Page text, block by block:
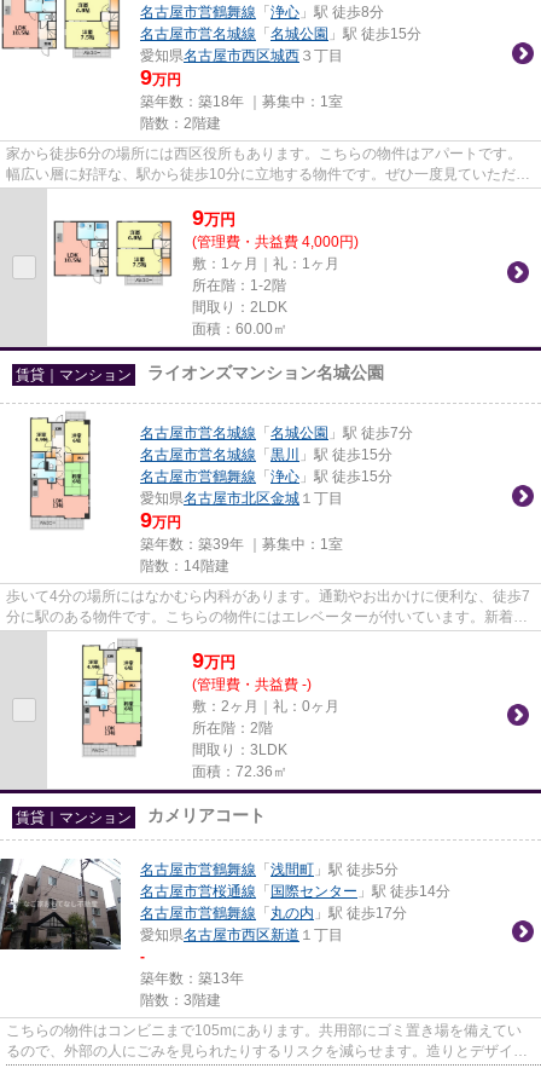
名古屋市営鶴舞線 「 浄心 」駅 徒歩8分
名古屋市営名城線 「 名城公園 」駅 徒歩15分
愛知県名古屋市西区城西 ３丁目
9万円
築年数：築18年 ｜募集中： 1室
階数：2階建
家から徒歩6分の場所には西区役所もあります。こちらの物件はアパートです。
幅広い層に好評な、駅から徒歩10分に立地する物件です。ぜひ一度見ていただき
9万円
(管理費・共益費 4,000円)
敷：1ヶ月｜礼：1ヶ月
所在階：1-2階
間取り：2LDK
面積：60.00㎡
賃貸｜マンション ライオンズマンション名城公園
名古屋市営名城線 「 名城公園 」駅 徒歩7分
名古屋市営名城線 「 黒川
」駅 徒歩15分
名古屋市営鶴舞線 「 浄心 」駅 徒歩15分
愛知県名古屋市北区金城 １丁目
9万円
築年数：築39年 ｜募集中： 1室
階数：14階建
歩いて4分の場所にはなかむら内科があります。通勤やお出かけに便利な、徒歩7
分に駅のある物件です。こちらの物件にはエレベーターが付いています。新着情
報：ライオンズマンション名...
9万円
(管理費・共益費 -)
敷：2ヶ月｜礼：0ヶ月
所在階：2階
間取り：3LDK
面積：72.36㎡
賃貸｜マンション カメリアコート
名古屋市営鶴舞線 「 浅間町 」駅 徒歩5分
名古屋市営桜通線 「 国際センター 」駅 徒歩14分
名古屋市営鶴舞線 「 丸の内 」駅 徒歩17分
愛知県名古屋市西区新道 １丁目
-
築年数：築13年
階数：3階建
こちらの物件はコンビニまで105mにあります。共用部にゴミ置き場を備えてい
るので、外部の人にごみを見られたりするリスクを減らせます。造りとデザイン